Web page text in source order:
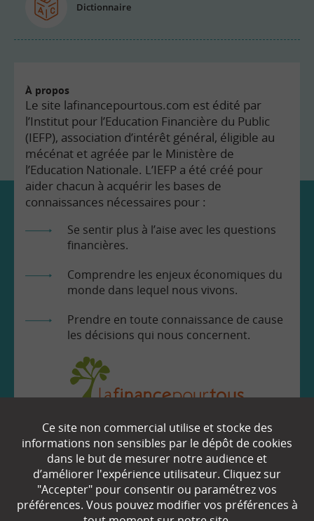
Dictionnaire
À propos
Le site lafinancepourtous.com est édité par
l’Institut pour l’Education Financière du Public
(IEFP), association d’intérêt général, éligible au
mécénat et agréée par le Ministère de
l’Education Nationale. L’IEFP a été créé pour
aider chacun à acquérir les bases de
connaissances nécessaires pour :
Se sentir plus à l’aise avec les questions
financières.
Comprendre les enjeux économiques du
monde dans lequel nous vivons.
Prendre en toute connaissance de cause
les décisions qui nous concernent.
EN SAVOIR
Qui sommes-nous ?
Partenaires
Ce site non commercial utilise et stocke des
informations non sensibles par le dépôt de cookies
dans le but de mesurer notre audience et
d’améliorer l'expérience utilisateur. Cliquez sur
"Accepter" pour consentir ou paramétrez vos
préférences. Vous pouvez modifier vos préférences à